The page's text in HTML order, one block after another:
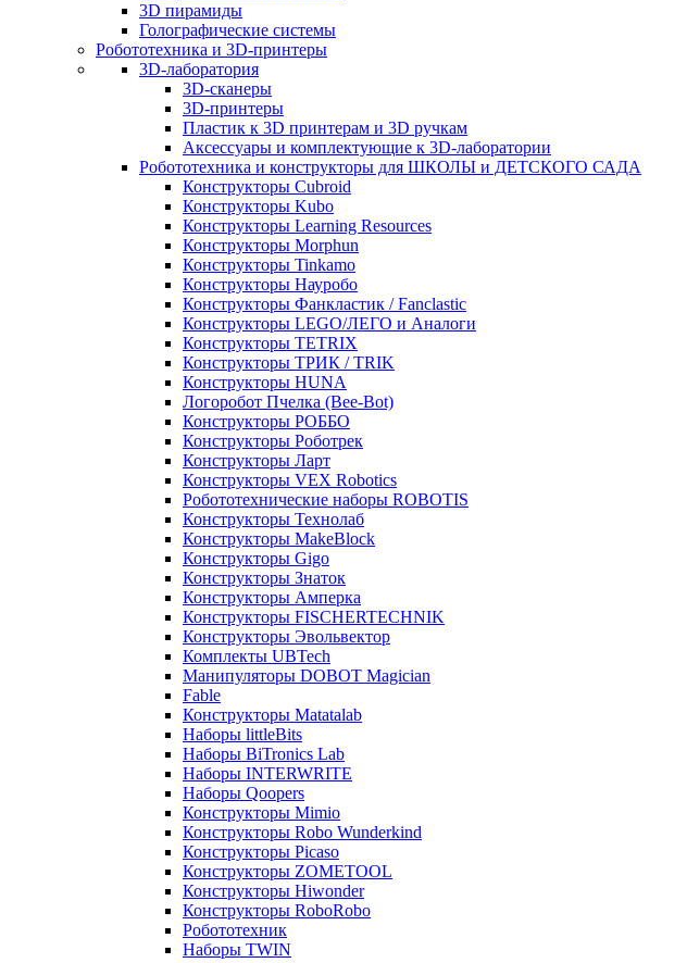
3D пирамиды
Голографические системы
Робототехника и 3D-принтеры
3D-лаборатория
3D-сканеры
3D-принтеры
Пластик к 3D принтерам и 3D ручкам
Аксессуары и комплектующие к 3D-лаборатории
Робототехника и конструкторы для ШКОЛЫ и ДЕТСКОГО САДА
Конструкторы Cubroid
Конструкторы Kubo
Конструкторы Learning Resources
Конструкторы Morphun
Конструкторы Tinkamo
Конструкторы Науробо
Конструкторы Фанкластик / Fanclastic
Конструкторы LEGO/ЛЕГО и Аналоги
Конструкторы TETRIX
Конструкторы ТРИК / TRIK
Конструкторы HUNA
Логоробот Пчелка (Bee-Bot)
Конструкторы РОББО
Конструкторы Роботрек
Конструкторы Ларт
Конструкторы VEX Robotics
Робототехнические наборы ROBOTIS
Конструкторы Технолаб
Конструкторы MakeBlock
Конструкторы Gigo
Конструкторы Знаток
Конструкторы Амперка
Конструкторы FISCHERTECHNIK
Конструкторы Эвольвектор
Комплекты UBTech
Манипуляторы DOBOT Magician
Fable
Конструкторы Matatalab
Наборы littleBits
Наборы BiTronics Lab
Наборы INTERWRITE
Наборы Qoopers
Конструкторы Mimio
Конструкторы Robo Wunderkind
Конструкторы Picaso
Конструкторы ZOMETOOL
Конструкторы Hiwonder
Конструкторы RoboRobo
Робототехник
Наборы TWIN